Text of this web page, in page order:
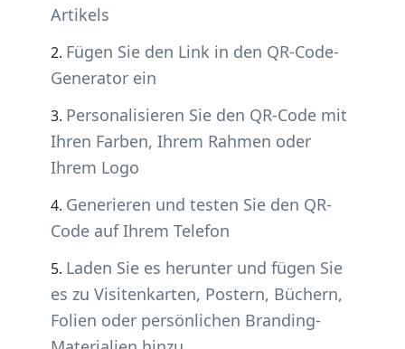
Artikels
Fügen Sie den Link in den QR-Code-
Generator ein
Personalisieren Sie den QR-Code mit
Ihren Farben, Ihrem Rahmen oder
Ihrem Logo
Generieren und testen Sie den QR-
Code auf Ihrem Telefon
Laden Sie es herunter und fügen Sie
es zu Visitenkarten, Postern, Büchern,
Folien oder persönlichen Branding-